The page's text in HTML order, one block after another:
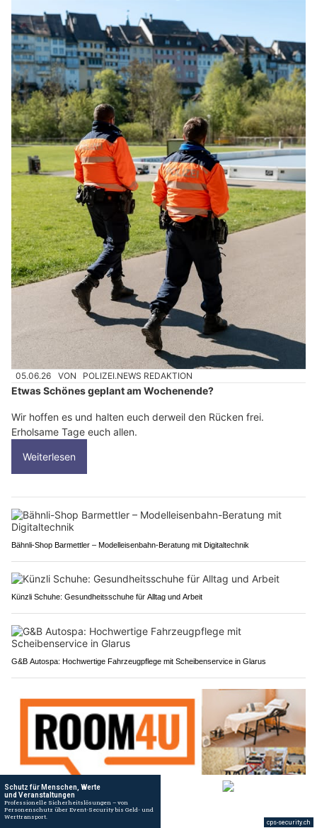
05.06.26 VON POLIZEI.NEWS REDAKTION
Etwas Schönes geplant am Wochenende?
Wir hoffen es und halten euch derweil den Rücken frei.
Erholsame Tage euch allen.
Weiterlesen
Bähnli-Shop Barmettler – Modelleisenbahn-Beratung mit Digitaltechnik
Künzli Schuhe: Gesundheitsschuhe für Alltag und Arbeit
G&B Autospa: Hochwertige Fahrzeugpflege mit Scheibenservice in Glarus
Room4u AG: Garagen- und Büroflächen mieten leicht gemacht